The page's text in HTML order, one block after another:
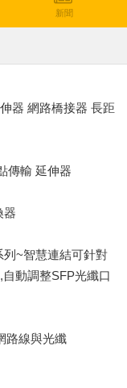
新聞
器 網路橋接器 長距
傳輸 延伸器
器
~智慧連結可針對
動調整SFP光纖口
路線與光纖